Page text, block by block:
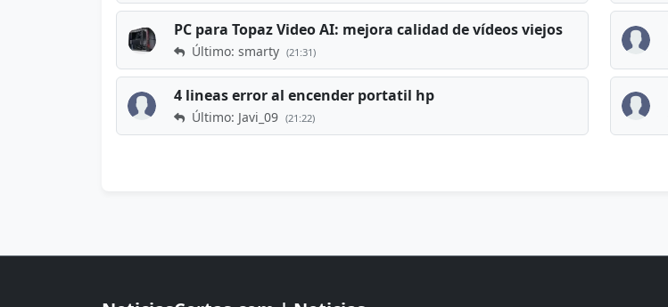
PC para Topaz Video AI: mejora calidad de vídeos viejos
Último: smarty (21:31)
4 lineas error al encender portatil hp
Último: Javi_09 (21:22)